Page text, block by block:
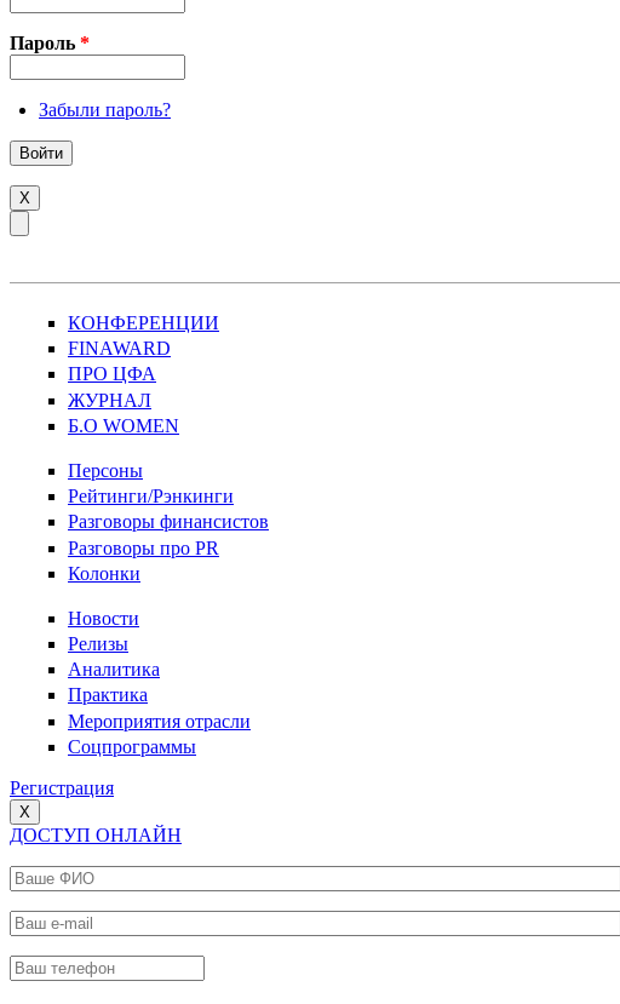
Пароль *
Забыли пароль?
X
КОНФЕРЕНЦИИ
FINAWARD
ПРО ЦФА
ЖУРНАЛ
Б.О WOMEN
Персоны
Рейтинги/Рэнкинги
Разговоры финансистов
Разговоры про PR
Колонки
Новости
Релизы
Аналитика
Практика
Мероприятия отрасли
Соцпрограммы
Регистрация
X
ДОСТУП ОНЛАЙН
Ваше ФИО
Ваш e-mail
Ваш телефон